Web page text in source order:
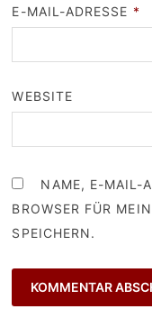
E-MAIL-ADRESSE *
WEBSITE
NAME, E-MAIL-
BROWSER FÜR
SPEICHERN.